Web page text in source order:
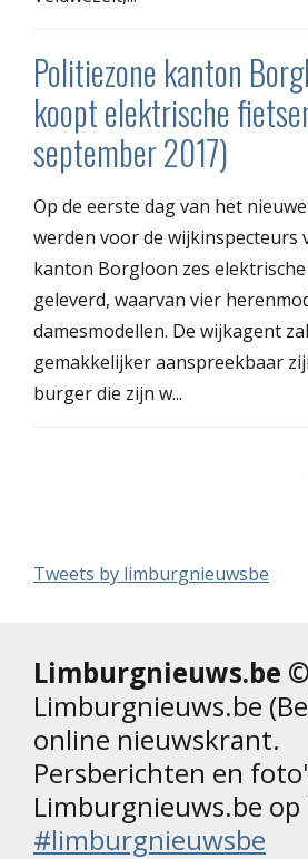
Politiezone kanton
koopt elektrische
september 2017)
Op de eerste dag van het
werden voor de wijkinspecteurs
kanton Borgloon zes
geleverd, waarvan vier
damesmodellen. De wijkagent zal
gemakkelijker aanspreekbaar
burger die zijn w...
Tweets by limburgnieuwsbe
Limburgnieuws.be
Limburgnieuws.be
online nieuwskrant.
Persberichten en
Limburgnieuws.be
#limburgnieuwsbe